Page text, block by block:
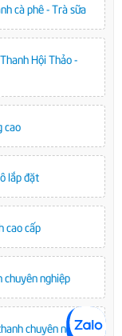
cà phê - Trà sữa
Hội Thảo -
cao
lắp đặt
cao cấp
chuyên nghiệp
chuyên nghiệp